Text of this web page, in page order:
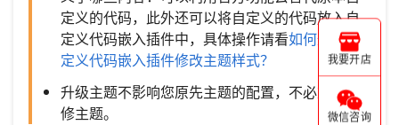
定义的代码，此外还可以将自定义的代码放入自
定义代码嵌入插件中，具体操作请看如何通过自
定义代码嵌入插件修改主题样式？
升级主题不影响您原先主题的配置，不必重新装
修主题。
我要开店
微信咨询